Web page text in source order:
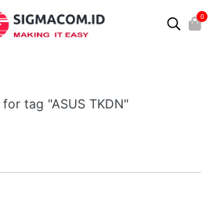
0
for tag "ASUS TKDN"